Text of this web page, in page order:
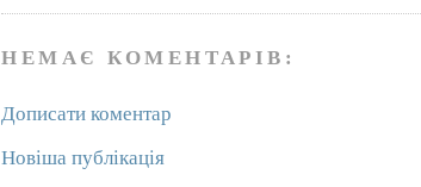
НЕМАЄ КОМЕНТАРІВ:
Дописати коментар
Новіша публікація